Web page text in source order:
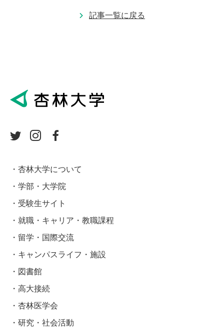
記事一覧に戻る
杏林大学について
学部・大学院
受験生サイト
就職・キャリア・教職課程
留学・国際交流
キャンパスライフ・施設
図書館
高大接続
杏林医学会
研究・社会活動